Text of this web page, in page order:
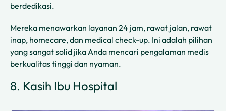
berdedikasi.
Mereka menawarkan layanan 24 jam, rawat jalan, rawat
inap, homecare, dan medical check-up. Ini adalah pilihan
yang sangat solid jika Anda mencari pengalaman medis
berkualitas tinggi dan nyaman.
8. Kasih Ibu Hospital